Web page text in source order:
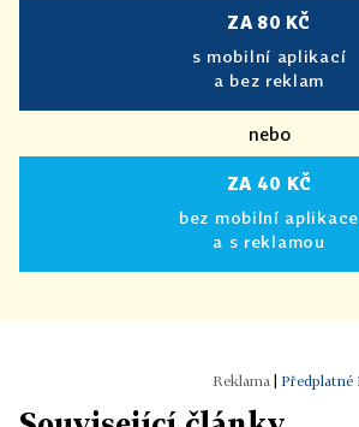
ZA 80 KČ
s mobilní aplikací
a bez reklam
nebo
ZA 40 KČ
bez mobilní aplikace
a s reklamou
Předplatné